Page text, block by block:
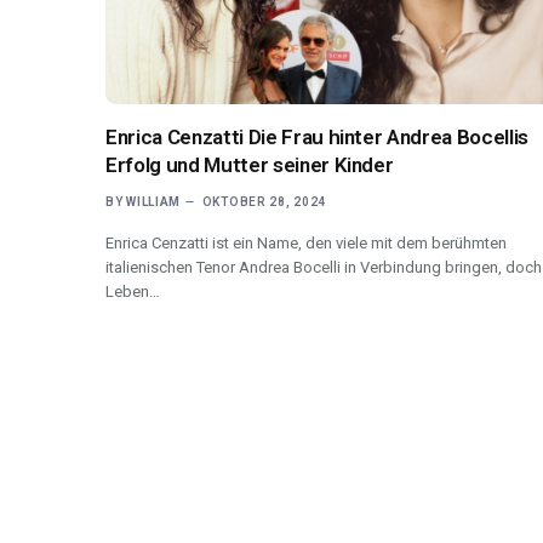
Enrica Cenzatti Die Frau hinter Andrea Bocellis
Erfolg und Mutter seiner Kinder
BY WILLIAM OKTOBER 28, 2024
Enrica Cenzatti ist ein Name, den viele mit dem berühmten
italienischen Tenor Andrea Bocelli in Verbindung bringen,
Leben…